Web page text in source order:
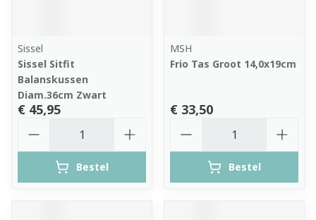
Sissel
Sissel Sitfit
Balanskussen
Diam.36cm Zwart
€ 45,95
Bestel
MSH
Frio Tas Groot 14,0x19cm
€ 33,50
Bestel